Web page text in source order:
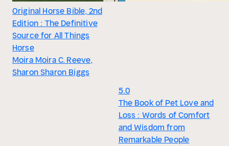
Original Horse Bible, 2nd
Edition : The Definitive
Source for All Things
Horse
Moira Moira C. Reeve,
Sharon Sharon Biggs
5.0
The Book of Pet Love and
Loss : Words of Comfort
and Wisdom from
Remarkable People